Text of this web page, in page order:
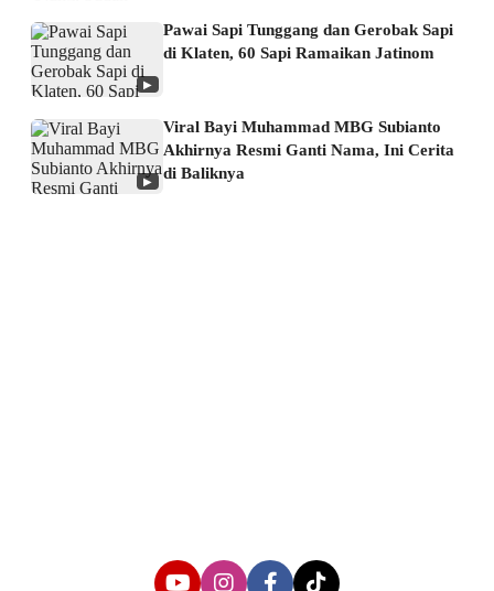
▶
Pawai Sapi Tunggang dan Gerobak Sapi
di Klaten, 60 Sapi Ramaikan Jatinom
▶
Viral Bayi Muhammad MBG Subianto
Akhirnya Resmi Ganti Nama, Ini Cerita
di Baliknya